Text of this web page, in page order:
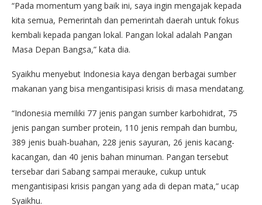
“Pada momentum yang baik ini, saya ingin mengajak kepada
kita semua, Pemerintah dan pemerintah daerah untuk fokus
kembali kepada pangan lokal. Pangan lokal adalah Pangan
Masa Depan Bangsa,” kata dia.
Syaikhu menyebut Indonesia kaya dengan berbagai sumber
makanan yang bisa mengantisipasi krisis di masa mendatang.
“Indonesia memiliki 77 jenis pangan sumber karbohidrat, 75
jenis pangan sumber protein, 110 jenis rempah dan bumbu,
389 jenis buah-buahan, 228 jenis sayuran, 26 jenis kacang-
kacangan, dan 40 jenis bahan minuman. Pangan tersebut
tersebar dari Sabang sampai merauke, cukup untuk
mengantisipasi krisis pangan yang ada di depan mata,” ucap
Syaikhu.